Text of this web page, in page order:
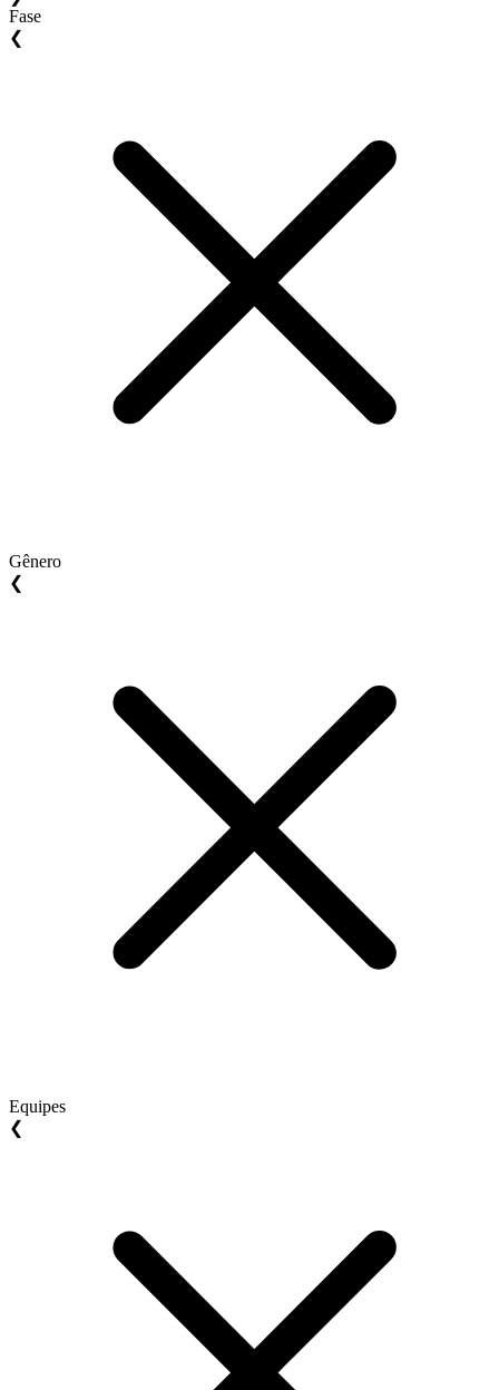
Fase
❮
Gênero
❮
Equipes
❮